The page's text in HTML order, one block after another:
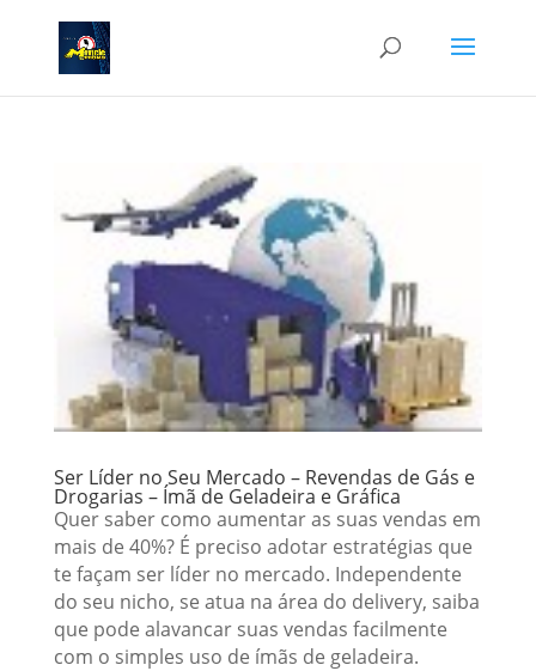
Ser Líder no Seu Mercado – Revendas de Gás e
Drogarias – Ímã de Geladeira e Gráfica
Quer saber como aumentar as suas vendas em
mais de 40%? É preciso adotar estratégias que
te façam ser líder no mercado. Independente
do seu nicho, se atua na área do delivery, saiba
que pode alavancar suas vendas facilmente
com o simples uso de ímãs de geladeira.